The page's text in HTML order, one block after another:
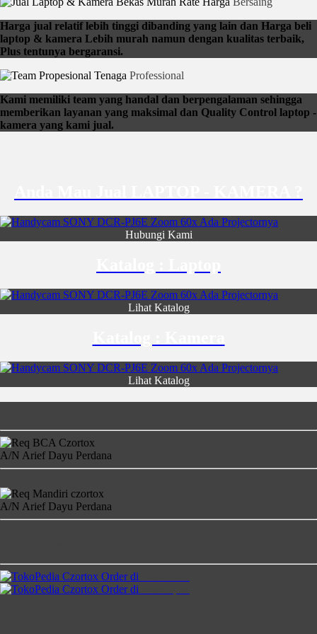
Harga jual relatif lebih tinggi dibanding yang lain dan Harga beli
laptop & kamera Lebih murah namun dengan kualitas terbaik,
Plus tentunya bergaransi.
Tenaga Professional
Kami memiliki team yang handal dan berpengalaman sehingga
memberikan layanan yang maksimal dan Quality Control laptop -
kamera yang kami jual.
Hubungi Kami
Lihat Katalog
Lihat Katalog
A/N Arief Dayu Perdana
A/N Arief Dayu Perdana
Order di
Order di